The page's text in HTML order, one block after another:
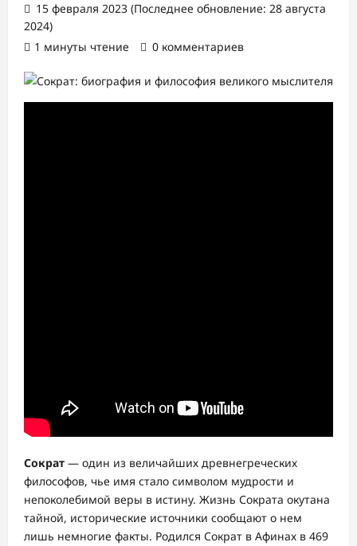
15 февраля 2023 (Последнее обновление: 28 августа
2024)
1 минуты чтение
0 комментариев
Сократ — один из величайших древнегреческих
философов, чье имя стало символом мудрости и
непоколебимой веры в истину. Жизнь Сократа окутана
тайной, исторические источники сообщают о нем
лишь немногие факты. Родился Сократ в Афинах в 469